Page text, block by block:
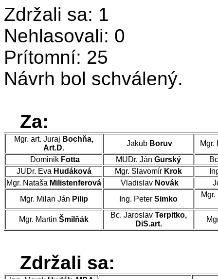
Zdržali sa: 1
Nehlasovali: 0
Prítomní: 25
Návrh bol schválený.
Za:
Mgr. art. Juraj Bochňa,
Art.D.
Jakub Boruv
Mgr.
Dominik Fotta MUDr. Ján Gurský
JUDr. Eva Hudáková Mgr. Slavomír Krok
Mgr. Nataša Milistenferová Vladislav Novák
Mgr. Milan Ján Pilip Ing. Peter Simko
Mgr. Martin Šmilňák
Bc. Jaroslav Terpitko,
DiS.art.
Zdržali sa: